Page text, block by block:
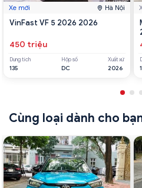
Xe mới Hà Nội
VinFast VF 5 2026 2026
450 triệu
Dung tích
135
Hộp số
DC
Xuất xứ
2026
Cùng loại dành cho